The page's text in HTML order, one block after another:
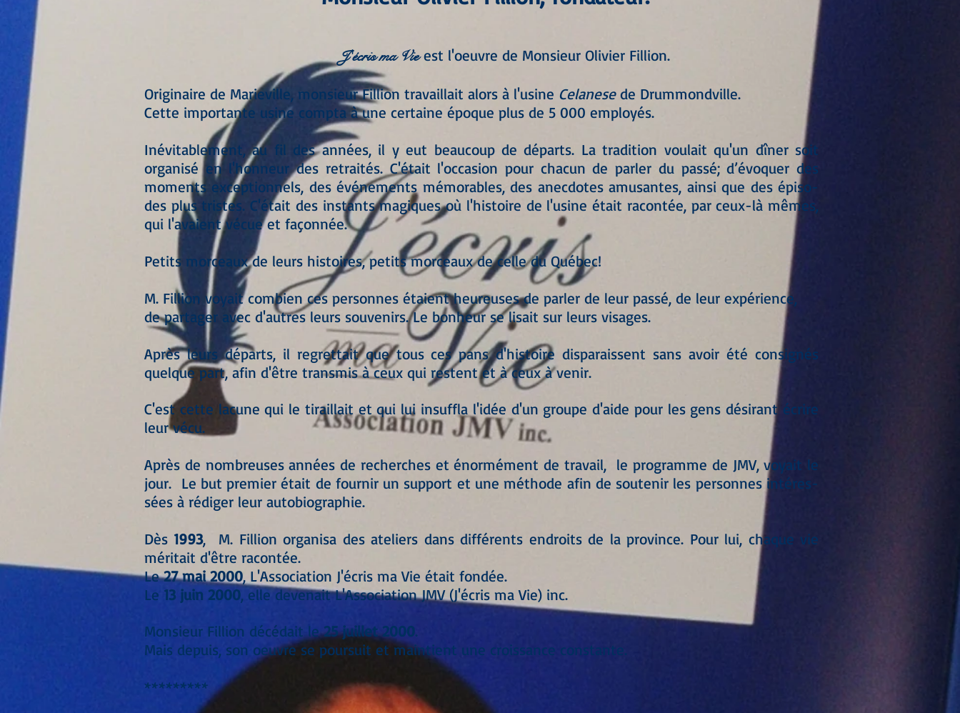
J'écris ma Vie est l'oeuvre de Monsieur Olivier Fillion.
Originaire de Marieville, monsieur Fillion travaillait alors à l'usine Celanesede Drummondville.
Cette importante usine compta à une certaine époque plus de 5 000 employés.
Inévitablement, au fil des années, il y eut beaucoup de départs. La tradition voulait qu'un dîner soit
organisé en l'honneur des retraités. C'était l'occasion pour chacun de parler du passé; d’évoquer des
moments exceptionnels, des événements mémorables, des anecdotes amusantes, ainsi que des épiso-
des plus tristes. C'était des instants magiques où l'histoire de l'usine était racontée, par ceux-là mêmes,
qui l'avaient vécue et façonnée.
Petits morceaux de leurs histoires, petits morceaux de celle du Québec!
M. Fillion voyait combien ces personnes étaient heureuses de parler de leur passé, de leur expérience,
de partager avec d'autres leurs souvenirs. Le bonheur se lisait sur leurs visages.
Après leurs départs, il regrettait que tous ces pans d'histoire disparaissent sans avoir été consignés
quelque part, afin d'être transmis à ceux qui restent et à ceux à venir.
C'est cette lacune qui le tiraillait et qui lui insuffla l'idée d'un groupe d'aide pour les gens désirant écrire
leur vécu.
Après de nombreuses années de recherches et énormément de travail, le programme de JMV, voyait le
jour. Le but premier était de fournir un support et une méthode afin de soutenir les personnes intéres-
sées à rédiger leur autobiographie.
Dès 1993, M. Fillion organisa des ateliers dans différents endroits de la province. Pour lui, chaque vie
méritait d'être racontée.
Le27 mai 2000, L'Association J'écris ma Vie était fondée.
Le 13 juin 2000, elle devenait L'Association JMV (J'écris ma Vie) inc.
Monsieur Fillion décédait le25 juillet 2000.
Mais depuis, son oeuvre se poursuit et maintient une croissance constante.
*********